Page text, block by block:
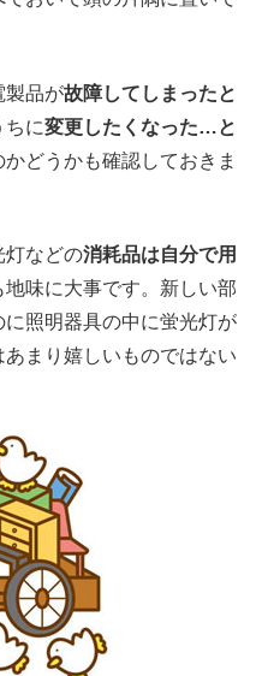
製品が故障してしまったと
ちに変更したくなった…と
どうかも確認しておきま
灯などの消耗品は自分で用
地味に大事です。新しい部
照明器具の中に蛍光灯が
まり嬉しいものではない